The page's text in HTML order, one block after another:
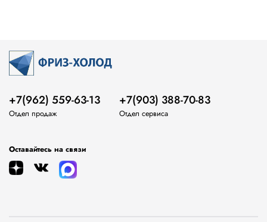
+7(962) 559-63-13
Отдел продаж
+7(903) 388-70-83
Отдел сервиса
Оставайтесь на связи